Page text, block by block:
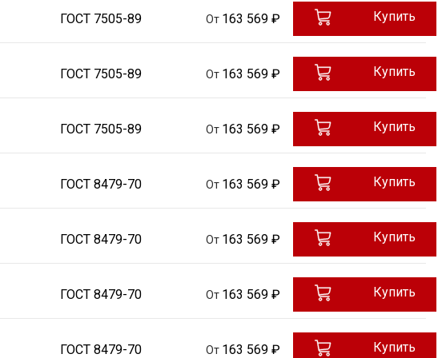
ГОСТ 7505-89 От 163 569 ₽ Купить
ГОСТ 7505-89 От 163 569 ₽ Купить
ГОСТ 7505-89 От 163 569 ₽ Купить
ГОСТ 8479-70 От 163 569 ₽ Купить
ГОСТ 8479-70 От 163 569 ₽ Купить
ГОСТ 8479-70 От 163 569 ₽ Купить
ГОСТ 8479-70 От 163 569 ₽ Купить